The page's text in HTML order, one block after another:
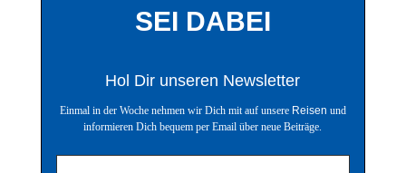
SEI DABEI
Hol Dir unseren Newsletter
Einmal in der Woche nehmen wir Dich mit auf unsere Reisen und
informieren Dich bequem per Email über neue Beiträge.